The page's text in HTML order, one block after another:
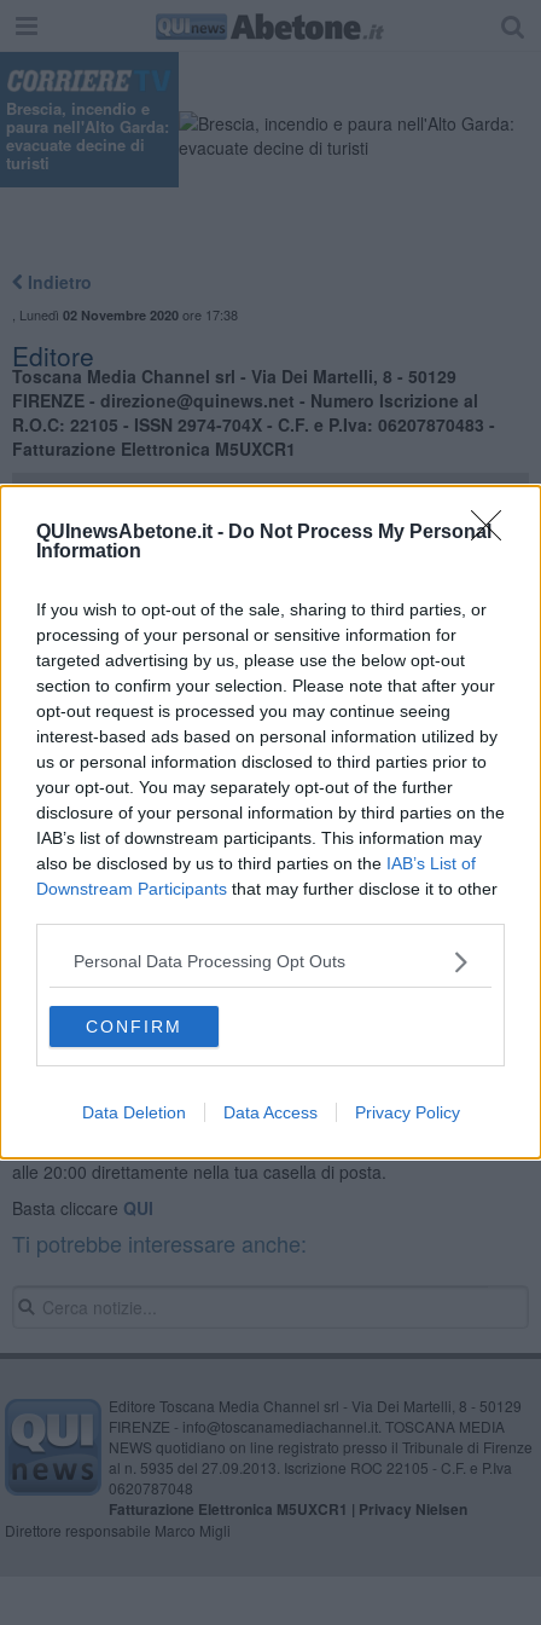
QUInewsAbetone.it - Do Not Process My Personal
Information
If you wish to opt-out of the sale, sharing to third parties, or
processing of your personal or sensitive information for
targeted advertising by us, please use the below opt-out
section to confirm your selection. Please note that after your
opt-out request is processed you may continue seeing
interest-based ads based on personal information utilized by
us or personal information disclosed to third parties prior to
your opt-out. You may separately opt-out of the further
disclosure of your personal information by third parties on the
IAB’s list of downstream participants. This information may
also be disclosed by us to third parties on the IAB’s List of
Downstream Participants that may further disclose it to other
Personal Data Processing Opt Outs
CONFIRM
Data Deletion Data Access Privacy Policy
Brescia, incendio e
paura nell'Alto Garda:
evacuate decine di
turisti
Indietro
Lunedì 02 Novembre 2020ore 17:38
Editore
Toscana Media Channel srl - Via Dei Martelli, 8 - 50129
FIRENZE - direzione@quinews.net - Numero Iscrizione al
R.O.C: 22105 - ISSN 2974-704X - C.F. e P.Iva: 06207870483 -
Fatturazione Elettronica M5UXCR1
. —TOSCANA MEDIA CHANNEL SRL è una società di
comunicazione integrata nata dalle esperienze decennali acquisite
nei settori della televisione, dell’informazione, della promozione e
del marketing.
La testata giornalistica"QUI"fa parte del network di quotidiani
localiQuiNews.neted appartiene aToscana Media Channel srl
società di comunicazione integrata nata da esperienze decennali
acquisite nei settori dell’informazione, della televisione, della
promozione e del marketing.
alle principali emittenti della regione e contenuti per i portali web.
Se vuoi leggere le notizie principali della Toscana iscriviti alla
alle 20:00 direttamente nella tua casella di posta.
Basta cliccare QUI
Ti potrebbe interessare anche:
Editore Toscana Media Channel srl - Via Dei Martelli, 8 - 50129
FIRENZE - info@toscanamediachannel.it. TOSCANA MEDIA
NEWS quotidiano on line registrato presso il Tribunale di Firenze
al n. 5935 del 27.09.2013. Iscrizione ROC 22105 - C.F. e P.Iva
0620787048
Fatturazione Elettronica M5UXCR1 | Privacy Nielsen
Direttore responsabile Marco Migli